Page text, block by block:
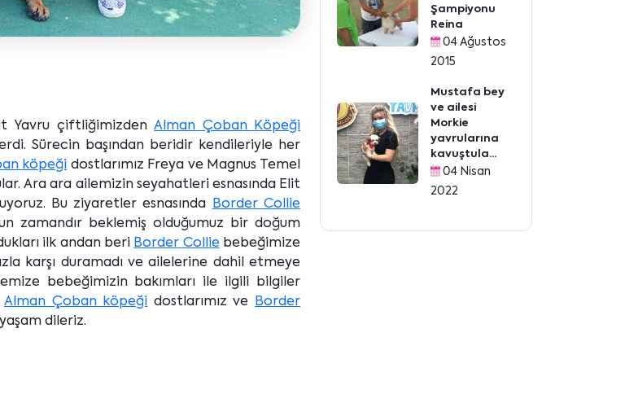
Yavru çiftliğimizdenAlman Çoban Köpeği
Sürecin başından beridir kendileriyle her
köpeği dostlarımız Freya ve Magnus Temel
Ara ara ailemizin seyahatleri esnasında Elit
Bu ziyaretler esnasında Border Collie
zamandır beklemiş olduğumuz bir doğum
ilk andan beri Border Colliebebeğimize
karşı duramadı ve ailelerine dahil etmeye
bebeğimizin bakımları ile ilgili bilgiler
Alman Çoban köpeği dostlarımız ve Border
dileriz.
Şampiyonu
Reina
04 Ağustos
2015
Mustafa bey
ve ailesi
Morkie
yavrularına
kavuştula...
04 Nisan
2022